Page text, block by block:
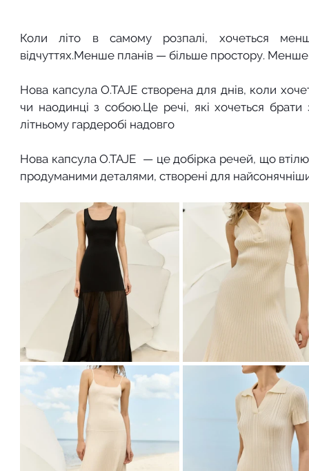
Коли літо в самому розпалі, хочеться
відчуттях.Менше планів — більше простору.
Нова капсула O.TAJE створена для днів, коли
чи наодинці з собою.Це речі, які хочеться
літньому гардеробі надовго
Нова капсула O.TAJE  — це добірка речей, що
продуманими деталями, створені для